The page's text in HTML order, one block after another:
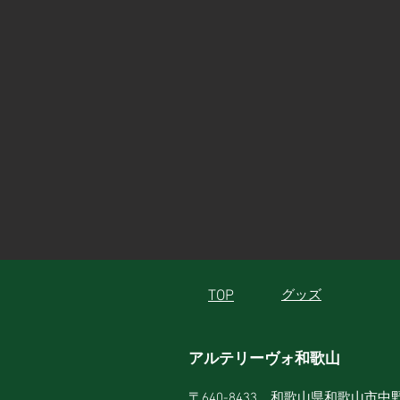
TOP グッズ
アルテリーヴォ和歌山